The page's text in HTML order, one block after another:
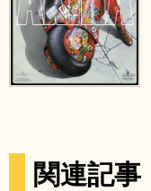
関連記事